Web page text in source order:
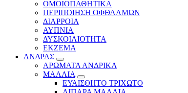
ΟΜΟΙΟΠΑΘΗΤΙΚΑ
ΠΕΡΙΠΟΙΗΣΗ ΟΦΘΑΛΜΩΝ
ΔΙΑΡΡΟΙΑ
ΑΥΠΝΙΑ
ΔΥΣΚΟΙΛΙΟΤΗΤΑ
ΕΚΖΕΜΑ
ΑΝΔΡΑΣ
ΑΡΩΜΑΤΑ ΑΝΔΡΙΚΑ
ΜΑΛΛΙΑ
ΕΥΑΙΣΘΗΤΟ ΤΡΙΧΩΤΟ